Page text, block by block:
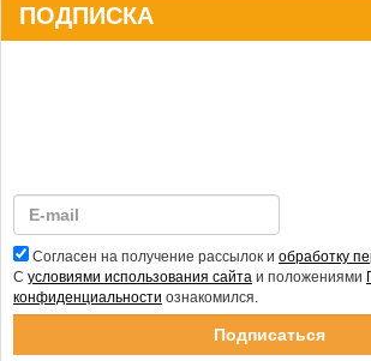
ПОДПИСКА
Согласен на получение рассылок и обработку
С условиями использования сайта и положениями
конфиденциальности ознакомился.